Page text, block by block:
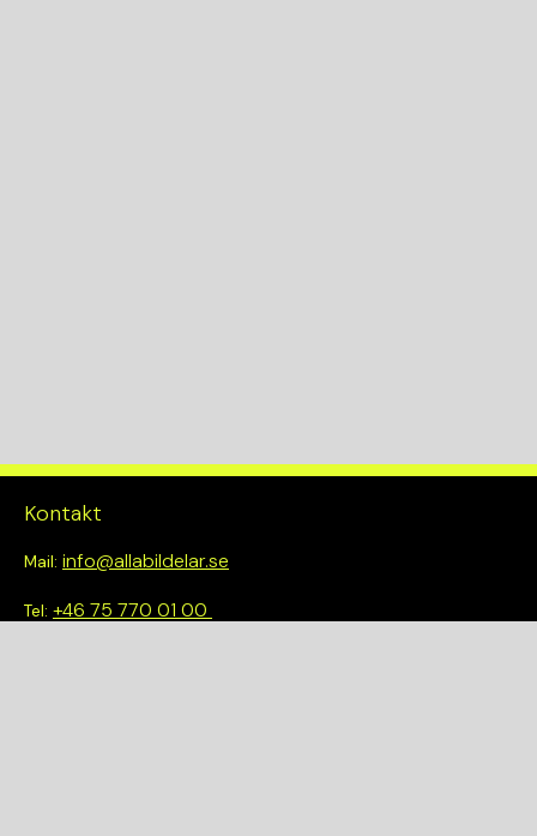
Kontakt
Mail: info@allabildelar.se
Tel: +46 75 770 01 00